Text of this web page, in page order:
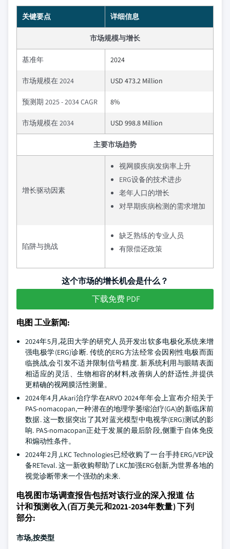
关键要点 详细信息
市场规模与增长
基准年 2024
市场规模在 2024 USD 473.2 Million
预测期 2025 - 2034 CAGR 8%
市场规模在 2034 USD 998.8 Million
主要市场趋势
增长驱动因素
视网膜疾病发病率上升
ERG设备的技术进步
老年人口的增长
对早期疾病检测的需求增加
陷阱与挑战
缺乏熟练的专业人员
有限偿还政策
这个市场的增长机会是什么？
下载免费 PDF
电图 工业新闻:
2024年5月,花田大学的研究人员开发出软多电极化系统来增
强电极学(ERG)诊断. 传统的ERG方法经常会因刚性电极而面
临挑战,会引发不适并限制信号精度. 新系统利用与眼睛表面
相适应的灵活、生物相容的材料,改善病人的舒适性,并提供
更精确的视网膜活性测量。
2024年4月,Akari治疗学在ARVO 2024年年会上宣布介绍关于
PAS-nomacopan,一种潜在的地理学萎缩治疗(GA)的新临床前
数据. 这一数据突出了其对蓝光模型中电视学(ERG)测试的影
响. PAS-nomacopan正处于发展的最后阶段,侧重于自体免疫
和煽动性条件。
2024年2月,LKC Technologies已经收购了一台手持ERG/VEP设
备RETeval. 这一新收购帮助了LKC加强ERG创新,为世界各地的
视觉诊断带来一个强劲的未来.
电视图市场调查报告包括对该行业的深入报道 估
计和预测收入(百万美元和2021-2034年数量) 下列
部分:
市场,按类型